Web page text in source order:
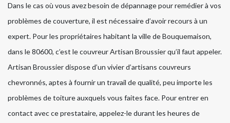
Dans le cas où vous avez besoin de dépannage pour remédier à vos
problèmes de couverture, il est nécessaire d’avoir recours à un
expert. Pour les propriétaires habitant la ville de Bouquemaison,
dans le 80600, c’est le couvreur Artisan Broussier qu’il faut appeler.
Artisan Broussier dispose d’un vivier d’artisans couvreurs
chevronnés, aptes à fournir un travail de qualité, peu importe les
problèmes de toiture auxquels vous faites face. Pour entrer en
contact avec ce prestataire, appelez-le durant les heures de